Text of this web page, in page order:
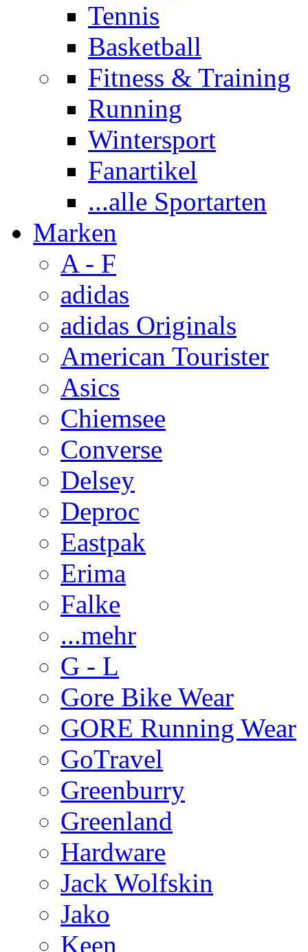
Tennis
Basketball
Fitness & Training
Running
Wintersport
Fanartikel
...alle Sportarten
Marken
A - F
adidas
adidas Originals
American Tourister
Asics
Chiemsee
Converse
Delsey
Deproc
Eastpak
Erima
Falke
...mehr
G - L
Gore Bike Wear
GORE Running Wear
GoTravel
Greenburry
Greenland
Hardware
Jack Wolfskin
Jako
Keen